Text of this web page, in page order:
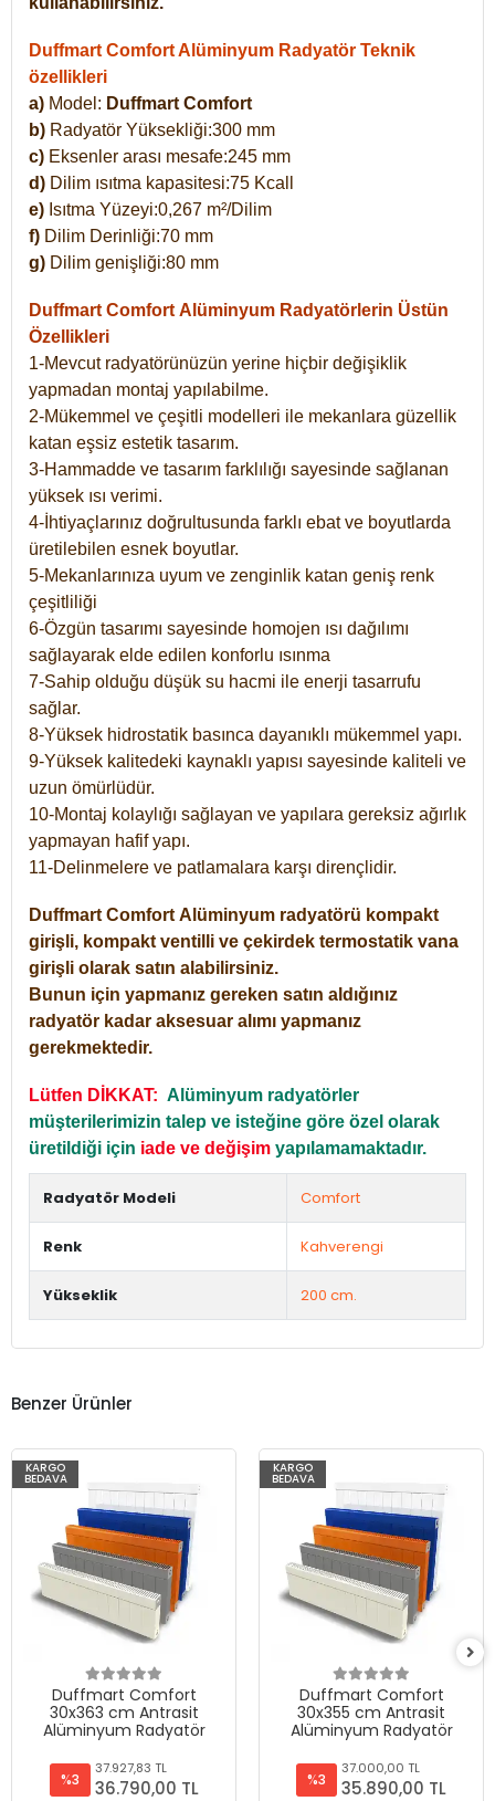
Duffmart Comfort Alüminyum Radyatör Teknik
özellikleri
a) Model: Duffmart Comfort
b) Radyatör Yüksekliği:300 mm
c) Eksenler arası mesafe:245 mm
d) Dilim ısıtma kapasitesi:75 Kcall
e) Isıtma Yüzeyi:0,267 m²/Dilim
f) Dilim Derinliği:70 mm
g) Dilim genişliği:80 mm
Duffmart Comfort Alüminyum Radyatörlerin Üstün
Özellikleri
1-Mevcut radyatörünüzün yerine hiçbir değişiklik
yapmadan montaj yapılabilme.
2-Mükemmel ve çeşitli modelleri ile mekanlara güzellik
katan eşsiz estetik tasarım.
3-Hammadde ve tasarım farklılığı sayesinde sağlanan
yüksek ısı verimi.
4-İhtiyaçlarınız doğrultusunda farklı ebat ve boyutlarda
üretilebilen esnek boyutlar.
5-Mekanlarınıza uyum ve zenginlik katan geniş renk
çeşitliliği
6-Özgün tasarımı sayesinde homojen ısı dağılımı
sağlayarak elde edilen konforlu ısınma
7-Sahip olduğu düşük su hacmi ile enerji tasarrufu
sağlar.
8-Yüksek hidrostatik basınca dayanıklı mükemmel yapı.
9-Yüksek kalitedeki kaynaklı yapısı sayesinde kaliteli ve
uzun ömürlüdür.
10-Montaj kolaylığı sağlayan ve yapılara gereksiz ağırlık
yapmayan hafif yapı.
11-Delinmelere ve patlamalara karşı dirençlidir.
Duffmart Comfort Alüminyum radyatörü kompakt
girişli, kompakt ventilli ve çekirdek termostatik vana
girişli olarak satın alabilirsiniz.
Bunun için yapmanız gereken satın aldığınız
radyatör kadar aksesuar alımı yapmanız
gerekmektedir.
Lütfen DİKKAT: Alüminyum radyatörler
müşterilerimizin talep ve isteğine göre özel olarak
üretildiği için iade ve değişim yapılamamaktadır.
Radyatör Modeli Comfort
Renk Kahverengi
Yükseklik 200 cm.
Benzer Ürünler
KARGO
BEDAVA
Duffmart Comfort
30x363 cm Antrasit
Alüminyum Radyatör
%3
37.927,83 TL
36.790,00 TL
KARGO
BEDAVA
Duffmart Comfort
30x355 cm Antrasit
Alüminyum Radyatör
%3
37.000,00 TL
35.890,00 TL